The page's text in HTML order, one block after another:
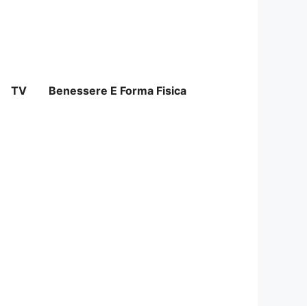
TV Benessere E Forma Fisica